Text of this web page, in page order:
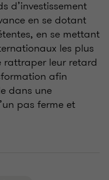
d’investissement
en se dotant
en se mettant
les plus
rattraper leur retard
afin
dans une
pas ferme et